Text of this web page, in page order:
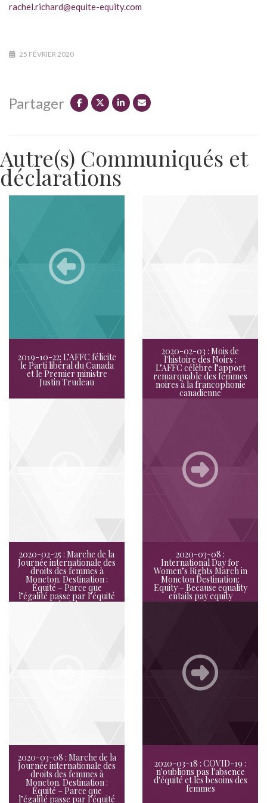
rachel.richard@equite-equity.com
25 FÉVRIER 2020
Partager
Autre(s) Communiqués et
déclarations
2019-10-22: L’AFFC félicite
le Parti libéral du Canada
et le Premier ministre
Justin Trudeau
2020-02-03 : Mois de
l'histoire des Noirs :
L’AFFC célèbre l’apport
remarquable des femmes
noires à la francophonie
canadienne
2020-02-25 : Marche de la
Journée internationale des
droits des femmes à
Moncton. Destination :
Équité – Parce que
l’égalité passe par l’équité
salariale.
2020-03-08 :
International Day for
Women’s Rights March in
Moncton Destination:
Equity – Because equality
entails pay equity
2020-03-08 : Marche de la
Journée internationale des
droits des femmes à
Moncton. Destination :
Équité – Parce que
l’égalité passe par l’équité
2020-03-18 : COVID-19 :
n'oublions pas l'absence
d'équité et les besoins des
femmes